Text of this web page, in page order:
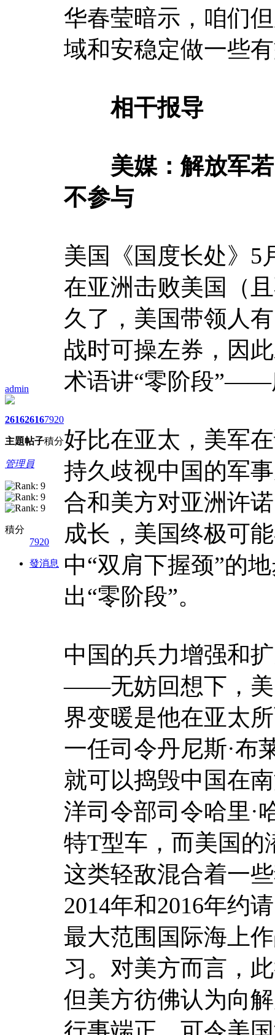
admin
2616
主題
2616
帖子
7920
積分
管理員
積分
7920
發消息
华春莹暗示，咱们
域和安稳定做一些
相干报导
美媒：解放军若
不参与
美国《国度长处》5
在亚洲击败美国（
久了，美国带领人
战时可操左券，因
术语讲“零阶段”——
好比在亚太，美军
持久歧视中国的军
合和美方对亚洲许
成长，美国终极可
中“双肩下握颈”的
出“零阶段”。
中国的兵力增强和
——无妨回想下，美
界变暖是他在亚太
一任司令丹尼斯·布
就可以捣毁中国在
洋司令部司令哈里·
特T型车，而美国的
这类轻敌混合着一
2014年和2016年约
最大范围国际海上
习。对美方而言，
但美方彷佛认为向